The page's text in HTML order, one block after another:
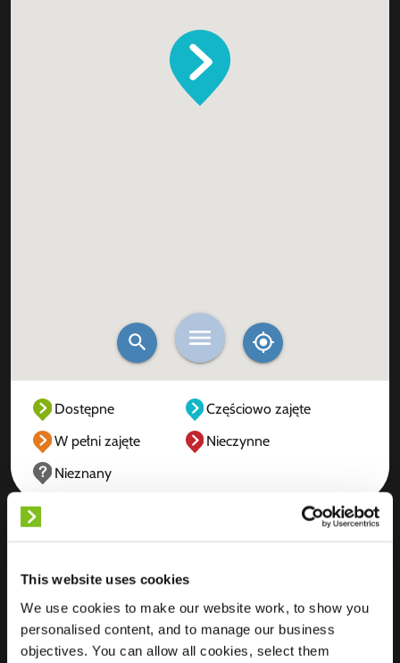
This website uses cookies
We use cookies to make our website work, to show you
personalised content, and to manage our business
objectives. You can allow all cookies, select them
Dostępne
Częściowo zajęte
W pełni zajęte
Nieczynne
Nieznany
Essenpas 30
6903 AP Zevenaar
Holandia